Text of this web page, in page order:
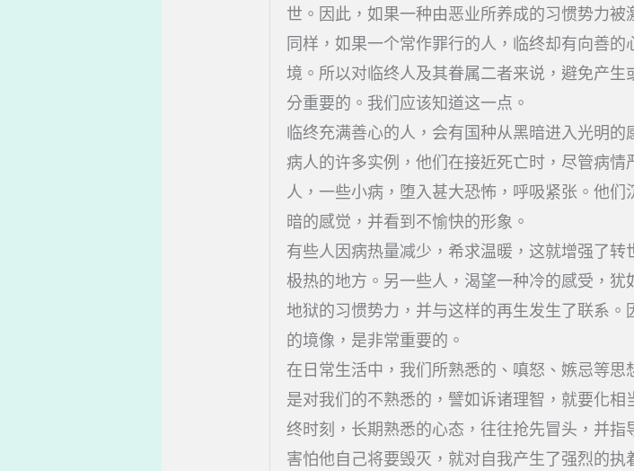
世。因此，如果一种由恶业所养成的习惯势力被
同样，如果一个常作罪行的人，临终却有向善
境。所以对临终人及其眷属二者来说，避免产
分重要的。我们应该知道这一点。
临终充满善心的人，会有国种从黑暗进入光明
病人的许多实例，他们在接近死亡时，尽管病
人，一些小病，堕入甚大恐怖，呼吸紧张。他
暗的感觉，并看到不愉快的形象。
有些人因病热量减少，希求温暖，这就增强了
极热的地方。另一些人，渴望一种冷的感受，
地狱的习惯势力，并与这样的再生发生了联系
的境像，是非常重要的。
在日常生活中，我们所熟悉的、嗔怒、嫉忌等
是对我们的不熟悉的，譬如诉诸理智，就要化
终时刻，长期熟悉的心态，往往抢先冒头，并
害怕他自己将要毁灭，就对自我产生了强烈的